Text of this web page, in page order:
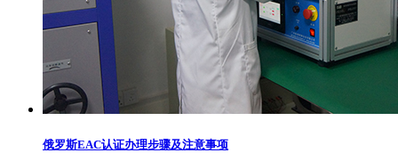
俄罗斯EAC认证办理步骤及注意事项